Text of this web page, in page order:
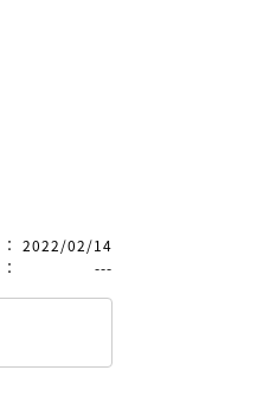
： 2022/02/14
： ---